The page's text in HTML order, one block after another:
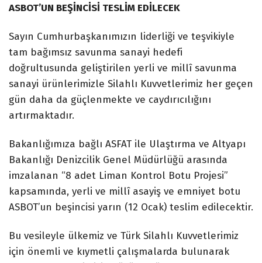
ASBOT’UN BEŞİNCİSİ TESLİM EDİLECEK
Sayın Cumhurbaşkanımızın liderliği ve teşvikiyle
tam bağımsız savunma sanayi hedefi
doğrultusunda geliştirilen yerli ve millî savunma
sanayi ürünlerimizle Silahlı Kuvvetlerimiz her geçen
gün daha da güçlenmekte ve caydırıcılığını
artırmaktadır.
Bakanlığımıza bağlı ASFAT ile Ulaştırma ve Altyapı
Bakanlığı Denizcilik Genel Müdürlüğü arasında
imzalanan “8 adet Liman Kontrol Botu Projesi”
kapsamında, yerli ve millî asayiş ve emniyet botu
ASBOT’un beşincisi yarın (12 Ocak) teslim edilecektir.
Bu vesileyle ülkemiz ve Türk Silahlı Kuvvetlerimiz
için önemli ve kıymetli çalışmalarda bulunarak